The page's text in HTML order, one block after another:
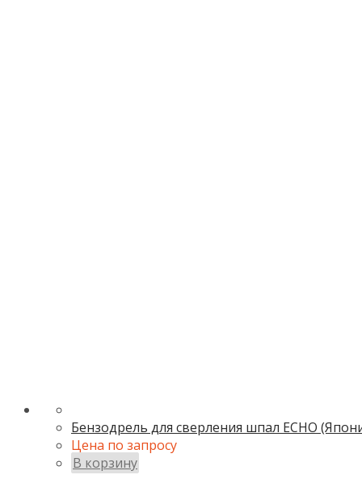
Бензодрель для сверления шпал ECHO
Цена по запросу
В корзину